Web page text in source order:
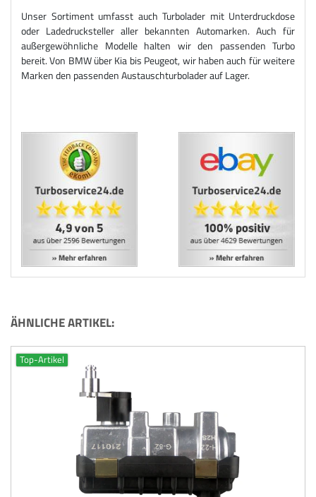
Unser Sortiment umfasst auch Turbolader mit Unterdruckdose
oder Ladedrucksteller aller bekannten Automarken. Auch für
außergewöhnliche Modelle halten wir den passenden Turbo
bereit. Von BMW über Kia bis Peugeot, wir haben auch für weitere
Marken den passenden Austauschturbolader auf Lager.
ÄHNLICHE ARTIKEL:
Top-Artikel